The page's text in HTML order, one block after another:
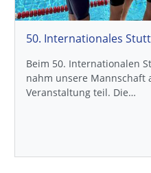
50. Internationales
Beim 50. Internationalen
nahm unsere Mannschaft
Veranstaltung teil. Die…